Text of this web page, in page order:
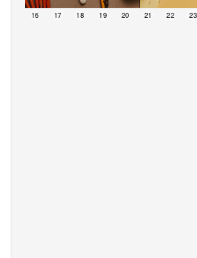
16 17 18 19 20 21 22 23